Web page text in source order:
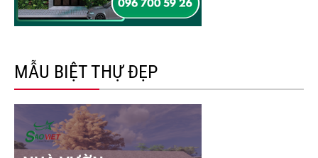
MẪU BIỆT THỰ ĐẸP